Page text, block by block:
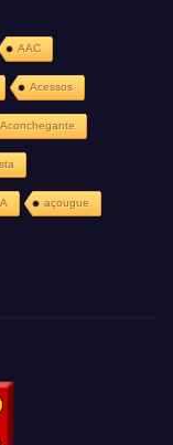
AAC
Acessos
Aconchegante
açougue